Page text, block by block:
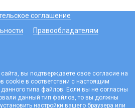
соглашение
Правообладателям
вы подтверждаете свое согласие на
cookie в соответствии с настоящим
типа файлов. Если вы не согласны
данный тип файлов, то вы должны
настройки вашего браузера или